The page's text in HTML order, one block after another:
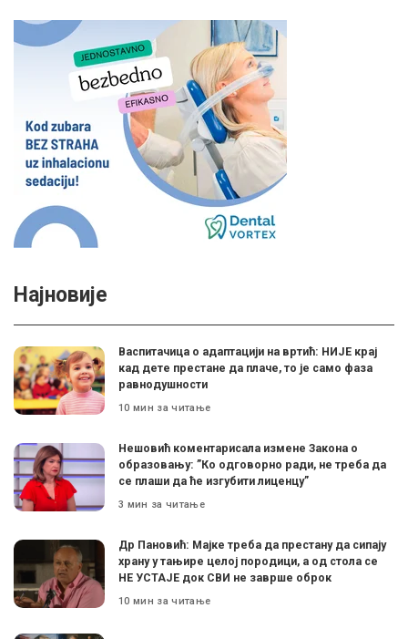
Најновије
Васпитачица о адаптацији на вртић: НИЈЕ крај
кад дете престане да плаче, то је само фаза
равнодушности
10 мин за читање
Нешовић коментарисала измене Закона о
образовању: ”Ко одговорно ради, не треба да
се плаши да ће изгубити лиценцу”
3 мин за читање
Др Пановић: Мајке треба да престану да сипају
храну у тањире целој породици, а од стола се
НЕ УСТАЈЕ док СВИ не заврше оброк
10 мин за читање